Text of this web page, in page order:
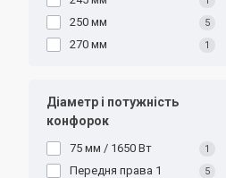
250 мм 5
270 мм 1
Діаметр і потужність
конфорок
75 мм / 1650 Вт 1
Передня права 1
5